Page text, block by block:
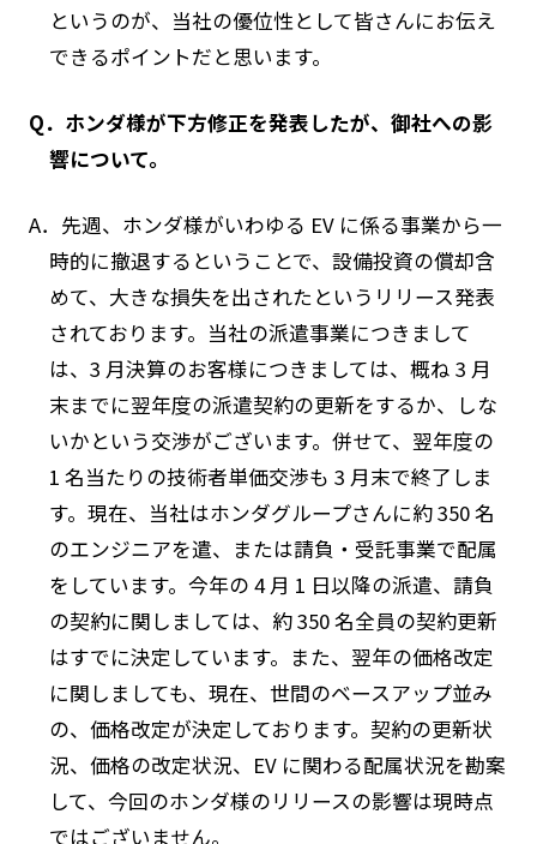
というのが、当社の優位性として皆さんにお伝え
できるポイントだと思います。
Q．ホンダ様が下方修正を発表したが、御社への影
響について。
A．先週、ホンダ様がいわゆる EV に係る事業から一
時的に撤退するということで、設備投資の償却含
めて、大きな損失を出されたというリリース発表
されております。当社の派遣事業につきまして
は、3 月決算のお客様につきましては、概ね 3 月
末までに翌年度の派遣契約の更新をするか、しな
いかという交渉がございます。併せて、翌年度の
1 名当たりの技術者単価交渉も 3 月末で終了しま
す。現在、当社はホンダグループさんに約 350 名
のエンジニアを遣、または請負・受託事業で配属
をしています。今年の 4 月 1 日以降の派遣、請負
の契約に関しましては、約 350 名全員の契約更新
はすでに決定しています。また、翌年の価格改定
に関しましても、現在、世間のベースアップ並み
の、価格改定が決定しております。契約の更新状
況、価格の改定状況、EV に関わる配属状況を勘案
して、今回のホンダ様のリリースの影響は現時点
ではございません。